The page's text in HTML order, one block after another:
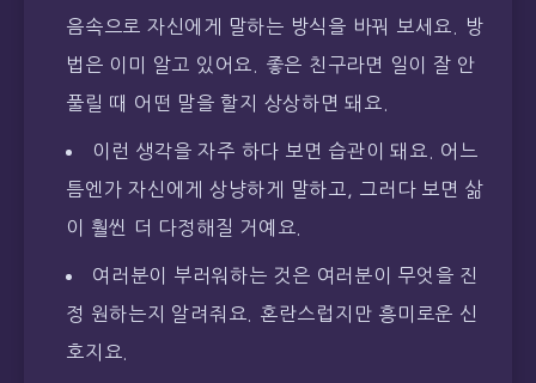
음속으로 자신에게 말하는 방식을 바꿔 보세요. 방
법은 이미 알고 있어요. 좋은 친구라면 일이 잘 안
풀릴 때 어떤 말을 할지 상상하면 돼요.
이런 생각을 자주 하다 보면 습관이 돼요. 어느
틈엔가 자신에게 상냥하게 말하고, 그러다 보면 삶
이 훨씬 더 다정해질 거예요.
여러분이 부러워하는 것은 여러분이 무엇을 진
정 원하는지 알려줘요. 혼란스럽지만 흥미로운 신
호지요.